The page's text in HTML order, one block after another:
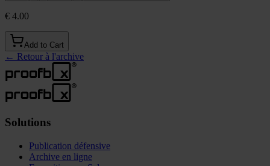
€ 4.00
Add to Cart
← Retour à l'archive
Solutions
Publication défensive
Archive en ligne